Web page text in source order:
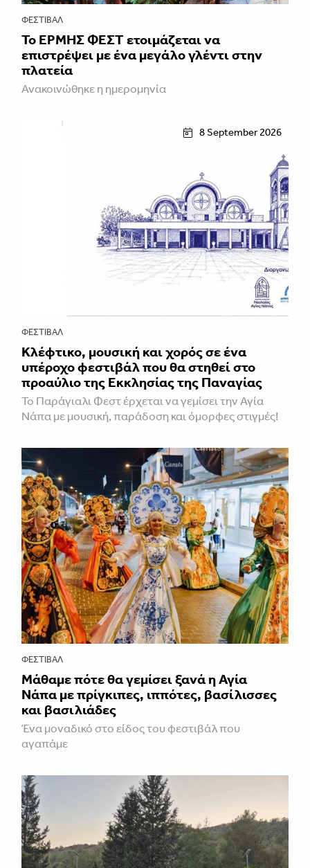
ΦΕΣΤΙΒΑΛ
Το ΕΡΜΗΣ ΦΕΣΤ ετοιμάζεται να
επιστρέψει με ένα μεγάλο γλέντι στην
πλατεία
Ανακοινώθηκε η ημερομηνία
8 September 2026
ΦΕΣΤΙΒΑΛ
Κλέφτικο, μουσική και χορός σε ένα
υπέροχο φεστιβάλ που θα στηθεί στο
προαύλιο της Εκκλησίας της Παναγίας
Το Παράγιαλι Φεστ έρχεται να γεμίσει την Αγία
Νάπα με μουσική, παράδοση και όμορφες στιγμές!
ΦΕΣΤΙΒΑΛ
Μάθαμε πότε θα γεμίσει ξανά η Αγία
Νάπα με πρίγκιπες, ιππότες, βασίλισσες
και βασιλιάδες
Ένα μοναδικό στο είδος του φεστιβάλ που
αγαπάμε